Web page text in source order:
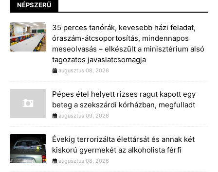
NÉPSZERŰ
35 perces tanórák, kevesebb házi feladat,
óraszám-átcsoportosítás, mindennapos
meseolvasás – elkészült a minisztérium alsó
tagozatos javaslatcsomagja
augusztus 08, 2026
Pépes étel helyett rizses ragut kapott egy
beteg a szekszárdi kórházban, megfulladt
augusztus 09, 2026
Évekig terrorizálta élettársát és annak két
kiskorú gyermekét az alkoholista férfi
augusztus 08, 2026